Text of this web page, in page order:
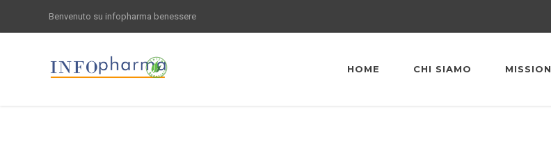
Benvenuto su infopharma benessere
HOME CHI SIAMO MISSION